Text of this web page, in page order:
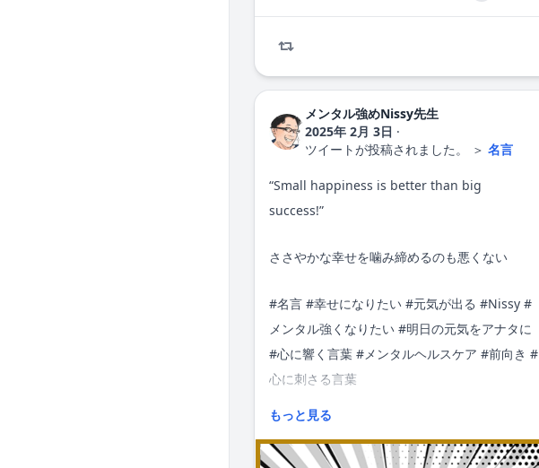
メンタル強めNissy先生
2025年 2月 3日 ·
ツイートが投稿されました。
＞ 名言
“Small happiness is better than big
success!”
ささやかな幸せを噛み締めるのも悪くない
#名言 #幸せになりたい #元気が出る #Nissy #
メンタル強くなりたい #明日の元気をアナタに
#心に響く言葉 #メンタルヘルスケア #前向き #
心に刺さる言葉
#quotes #canbehappy #cheerup #mental
#followme
もっと見る